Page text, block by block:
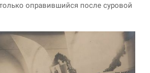
оправившийся после суровой